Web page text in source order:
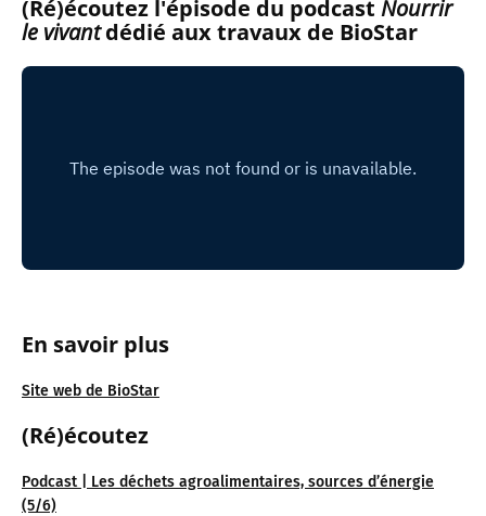
En savoir plus
Site web de BioStar
(Ré)écoutez
Podcast | Les déchets agroalimentaires, sources d’énergie
(5/6)
(Ré)écoutez l'épisode du podcast Nourrir
le vivantdédié aux travaux de BioStar